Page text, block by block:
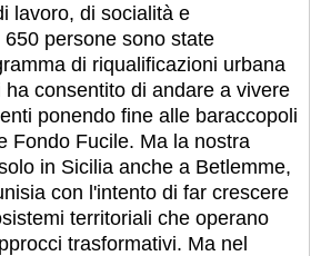
lavoro, di socialità e
persone sono state
di riqualificazioni urbana
consentito di andare a vivere
ponendo fine alle baraccopoli
Fondo Fucile. Ma la nostra
in Sicilia anche a Betlemme,
con l'intento di far crescere
territoriali che operano
trasformativi. Ma nel